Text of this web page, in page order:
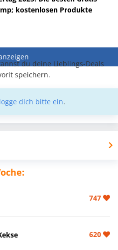
kostenlosen Produkte
du deine Lieblings-Deals
speichern.
logge dich bitte ein.
747
620